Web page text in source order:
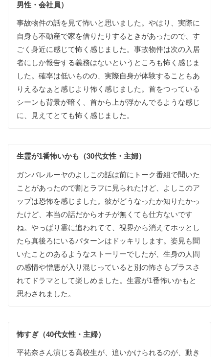
男性・会社員）
事故物件の話を 見て怖いと思いました。やはり 、実際に
自身も不動産で家を借りたりする ときがあったので、す
ごく身近に感じて怖く感じました。事故物件は次の入居
者にしか報告する義務はないという ところも怖く感じま
した。確率は低いものの、実際自身が体験する こともあ
りえるなぁと感じより怖く感じました。首をつっている
シーンも背景が暗く 、首から上が浮かんでる ような感じ
に、 見えて とても怖く感じました。
生霊が1番怖いかも（30代女性・主婦）
ガンバレルーヤのよしこの話は前に トーク番組で聞いた
ことがあったので割と ラフに 見られたけど よしこのア
ップは恐怖を感じました 。彼がどう なったか知りたかっ
たけど 、本当の話だからオチが無くても仕方ないです
ね。やっぱり 霊に追われてて 、視界から消えてホッと し
たら真後ろにいるパターンは ドッキリします。姿見も聞
いた ことのある ようなストーリーでしたが 、生身の人間
の感情や憎悪が入り混じっていると 別の怖さもプラスさ
れて ドラマとして楽しめました 。生霊が1番怖いかもと
思わされました 。
怖すぎ（40代女性・主婦）
平祐奈さん演じる高校生が 、追いかけられるのが 、動き